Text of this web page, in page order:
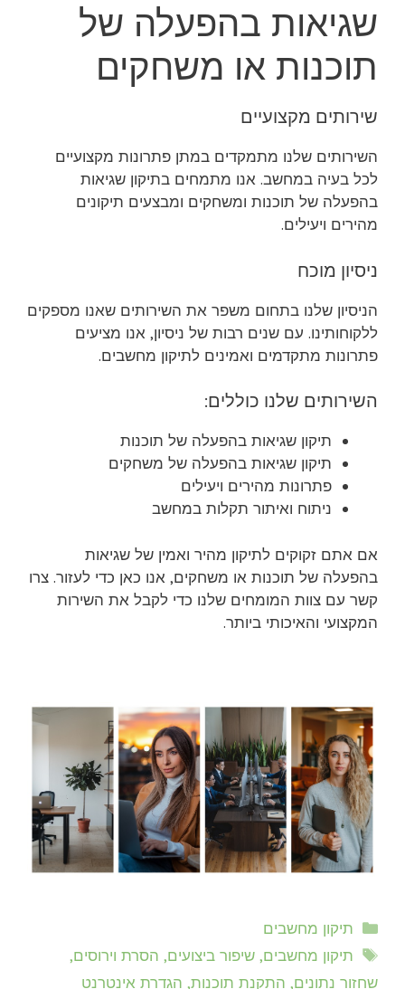
שגיאות בהפעלה של
תוכנות או משחקים
שירותים מקצועיים
השירותים שלנו מתמקדים במתן פתרונות מקצועיים
לכל בעיה במחשב. אנו מתמחים בתיקון שגיאות
בהפעלה של תוכנות ומשחקים ומבצעים תיקונים
מהירים ויעילים.
ניסיון מוכח
הניסיון שלנו בתחום משפר את השירותים שאנו מספקים
ללקוחותינו. עם שנים רבות של ניסיון, אנו מציעים
פתרונות מתקדמים ואמינים לתיקון מחשבים.
השירותים שלנו כוללים:
תיקון שגיאות בהפעלה של תוכנות
תיקון שגיאות בהפעלה של משחקים
פתרונות מהירים ויעילים
ניתוח ואיתור תקלות במחשב
אם אתם זקוקים לתיקון מהיר ואמין של שגיאות
בהפעלה של תוכנות או משחקים, אנו כאן כדי לעזור. צרו
קשר עם צוות המומחים שלנו כדי לקבל את השירות
המקצועי והאיכותי ביותר.
קטגוריות
תיקון מחשבים
תגיות
תיקון מחשבים, שיפור ביצועים, הסרת וירוסים,
שחזור נתונים, התקנת תוכנות, הגדרת אינטרנט